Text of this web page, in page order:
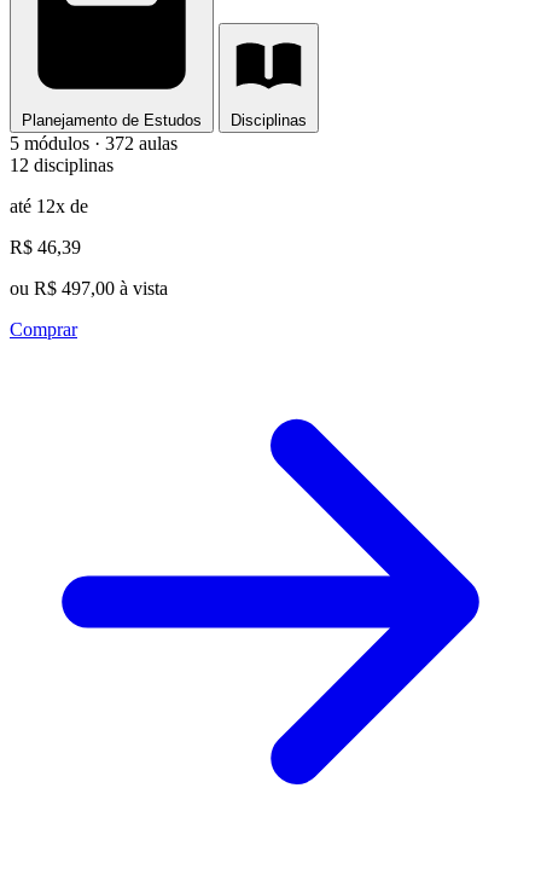
Planejamento de Estudos Disciplinas
5 módulos · 372 aulas
12 disciplinas
até 12x de
R$ 46,39
ou R$ 497,00 à vista
Comprar